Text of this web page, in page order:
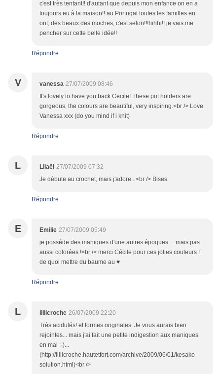
c'est très tentant!! d'autant que depuis mon enfance on en a
toujours eu à la maison!! au Portugal toutes les familles en
ont, des beaux des moches, c'est selon!!!hihhi!! je vais me
pencher sur cette belle idée!!
Répondre
V vanessa 27/07/2009 08:46
It's lovely to have you back Cecile! These pot holders are
gorgeous, the colours are beautiful, very inspiring.<br /> Love
Vanessa xxx (do you mind if i knit)
Répondre
L Lilaël 27/07/2009 07:32
Je débute au crochet, mais j'adore...<br /> Bises
Répondre
E Emilie 27/07/2009 05:49
je possède des maniques d'une autres époques ... mais pas
aussi colorées !<br /> merci Cécile pour ces jolies couleurs !
de quoi mettre du baume au ♥
Répondre
L lillicroche 26/07/2009 22:20
Très acidulés! et formes originales. Je vous aurais bien
rejointes... mais j'ai fait une petite indigestion aux maniques
en mai :-)...
(http://lillicroche.hautetfort.com/archive/2009/06/01/kesako-
solution.html)<br />